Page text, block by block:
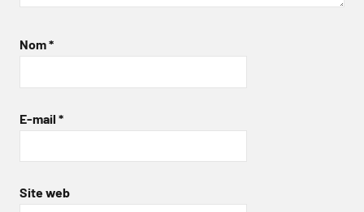
Nom*
E-mail *
Site web